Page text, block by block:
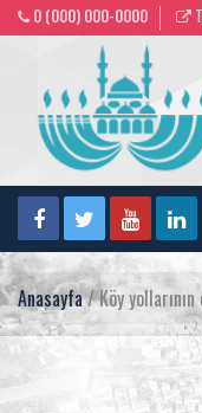
0 (000) 000-0000
Anasayfa/ Köy yollarının